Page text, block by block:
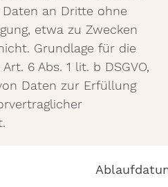
Daten an Dritte ohne
etwa zu Zwecken
Grundlage für die
6 Abs. 1 lit. b DSGVO,
Daten zur Erfüllung